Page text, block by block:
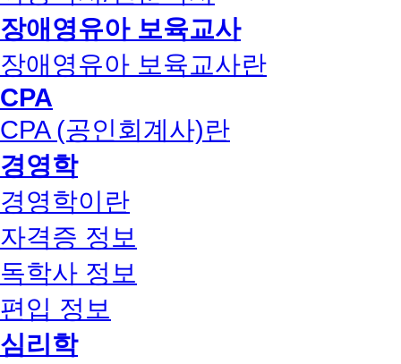
장애영유아 보육교사
장애영유아 보육교사란
CPA
CPA (공인회계사)란
경영학
경영학이란
자격증 정보
독학사 정보
편입 정보
심리학